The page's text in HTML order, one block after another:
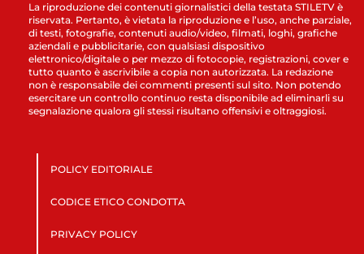
La riproduzione dei contenuti giornalistici della testata STILETV è
riservata. Pertanto, è vietata la riproduzione e l’uso, anche parziale,
di testi, fotografie, contenuti audio/video, filmati, loghi, grafiche
aziendali e pubblicitarie, con qualsiasi dispositivo
elettronico/digitale o per mezzo di fotocopie, registrazioni, cover e
tutto quanto è ascrivibile a copia non autorizzata. La redazione
non è responsabile dei commenti presenti sul sito. Non potendo
esercitare un controllo continuo resta disponibile ad eliminarli su
segnalazione qualora gli stessi risultano offensivi e oltraggiosi.
POLICY EDITORIALE
CODICE ETICO CONDOTTA
PRIVACY POLICY